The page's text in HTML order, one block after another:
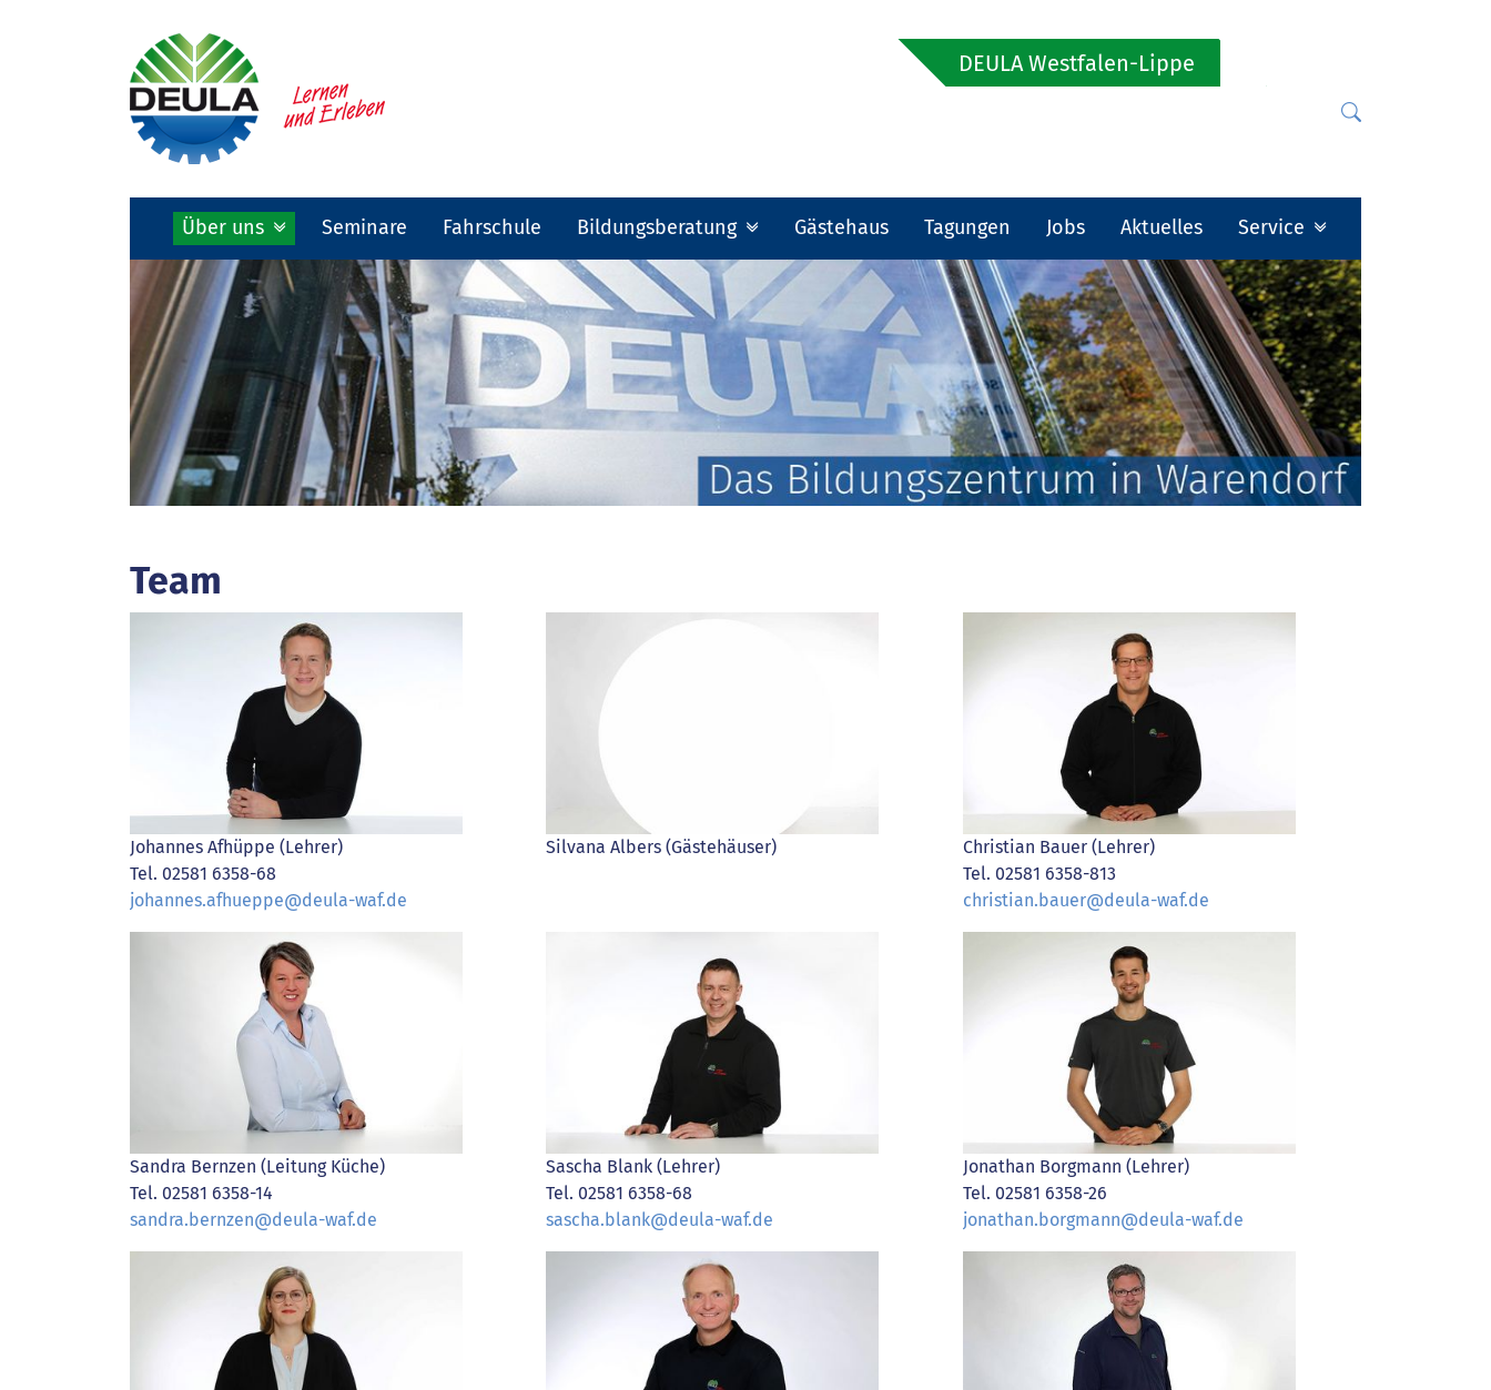
DEULA Westfalen-Lippe
Über uns Seminare Fahrschule Bildungsberatung Gästehaus Tagungen Jobs Aktuelles Service
Team
Johannes Afhüppe (Lehrer)
Tel. 02581 6358-68
johannes.afhueppe@deula-waf.de
Silvana Albers (Gästehäuser)
Christian Bauer (Lehrer)
Tel. 02581 6358-813
christian.bauer@deula-waf.de
Sandra Bernzen (Leitung Küche)
Tel. 02581 6358-14
sandra.bernzen@deula-waf.de
Sascha Blank (Lehrer)
Tel. 02581 6358-68
sascha.blank@deula-waf.de
Jonathan Borgmann (Lehrer)
Tel. 02581 6358-26
jonathan.borgmann@deula-waf.de